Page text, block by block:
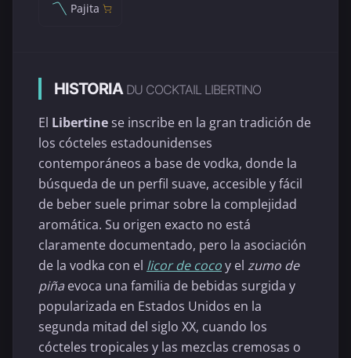
Pajita
HISTORIA DU COCKTAIL LIBERTINO
El Libertine se inscribe en la gran tradición de
los cócteles estadounidenses
contemporáneos a base de vodka, donde la
búsqueda de un perfil suave, accesible y fácil
de beber suele primar sobre la complejidad
aromática. Su origen exacto no está
claramente documentado, pero la asociación
de la vodka con el licor de cocoy el zumo de
piña evoca una familia de bebidas surgida y
popularizada en Estados Unidos en la
segunda mitad del siglo XX, cuando los
cócteles tropicales y las mezclas cremosas o